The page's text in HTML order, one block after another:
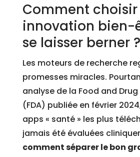
Comment choisir
innovation bien-
se laisser berner ?
Les moteurs de recherche
promesses miracles.
analyse de la Food and
(FDA) publiée en février
apps « santé » les plus
jamais été évaluées
comment séparer le bon